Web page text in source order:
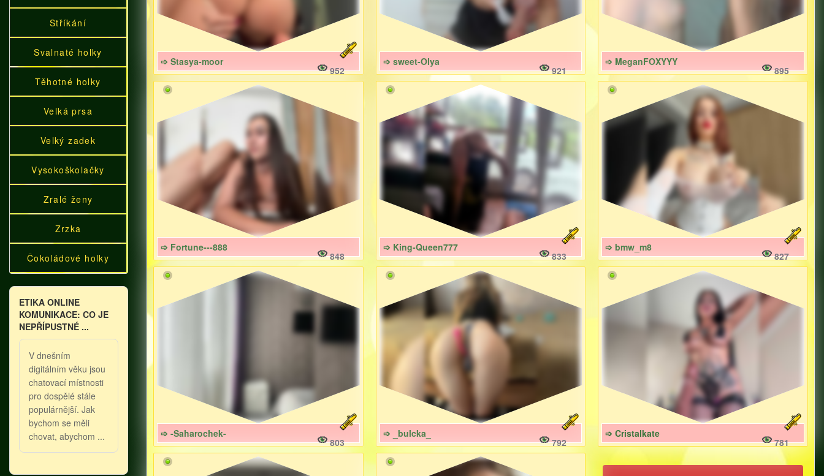
Stříkání
Svalnaté holky
Těhotné holky
Velká prsa
Velký zadek
Vysokoškolačky
Zralé ženy
Zrzka
Čokoládové holky
ETIKA ONLINE
KOMUNIKACE: CO JE
NEPŘÍPUSTNÉ ...
V dnešním
digitálním věku jsou
chatovací místnosti
pro dospělé stále
populárnější. Jak
bychom se měli
chovat, abychom ...
➩ Stasya-moor
952
➩ sweet-Olya
921
➩ MeganFOXYYY
895
➩ Fortune---888
848
➩ King-Queen777
833
➩ bmw_m8
827
➩ -Saharochek-
803
➩ _bulcka_
792
➩ Cristalkate
781